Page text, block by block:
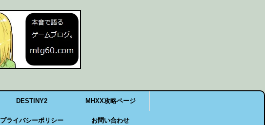
DESTINY2 MHXX攻略ページ
プライバシーポリシー お問い合わせ